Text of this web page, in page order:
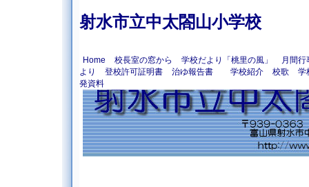
射水市立中太閤山小学校
Home 校長室の窓から 学校だより「桃里の風」
月間行
より
登校許可証明書 治ゆ報告書 学校紹介 校歌
学
発資料